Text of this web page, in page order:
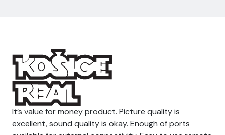
It’s value for money product. Picture quality is
excellent, sound quality is okay. Enough of ports